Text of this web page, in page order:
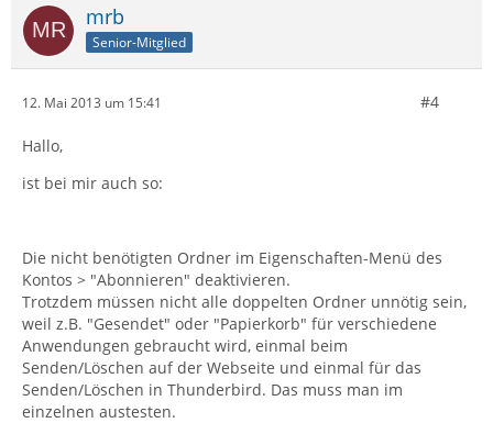
mrb
Senior-Mitglied
12. Mai 2013 um 15:41 #4
Hallo,
ist bei mir auch so:
Die nicht benötigten Ordner im Eigenschaften-Menü des
Kontos > "Abonnieren" deaktivieren.
Trotzdem müssen nicht alle doppelten Ordner unnötig sein,
weil z.B. "Gesendet" oder "Papierkorb" für verschiedene
Anwendungen gebraucht wird, einmal beim
Senden/Löschen auf der Webseite und einmal für das
Senden/Löschen in Thunderbird. Das muss man im
einzelnen austesten.